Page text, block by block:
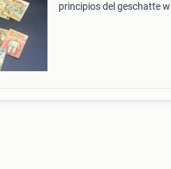
principios del geschatte